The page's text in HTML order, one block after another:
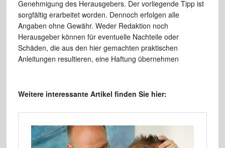
Genehmigung des Herausgebers. Der vorliegende Tipp ist
sorgfältig erarbeitet worden. Dennoch erfolgen alle
Angaben ohne Gewähr. Weder Redaktion noch
Herausgeber können für eventuelle Nachteile oder
Schäden, die aus den hier gemachten praktischen
Anleitungen resultieren, eine Haftung übernehmen
Weitere interessante Artikel finden Sie hier: